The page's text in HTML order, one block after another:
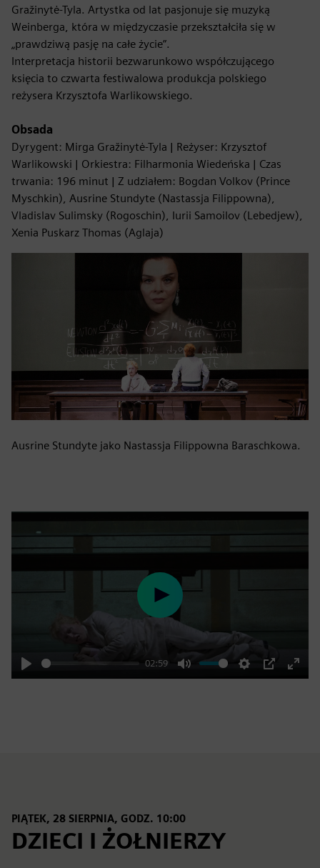
Gražinytė-Tyla. Artystka od lat pasjonuje się muzyką
Weinberga, która w międzyczasie przekształciła się w
„prawdziwą pasję na całe życie”.
Interpretacja historii bezwarunkowo współczującego
księcia to czwarta festiwalowa produkcja polskiego
reżysera Krzysztofa Warlikowskiego.
Obsada
Dyrygent: Mirga Gražinytė-Tyla | Reżyser: Krzysztof
Warlikowski | Orkiestra: Filharmonia Wiedeńska | Czas
trwania: 196 minut | Z udziałem: Bogdan Volkov (Prince
Myschkin), Ausrine Stundyte (Nastassja Filippowna),
Vladislav Sulimsky (Rogoschin), Iurii Samoilov (Lebedjew),
Xenia Puskarz Thomas (Aglaja)
Ausrine Stundyte jako Nastassja Filippowna Baraschkowa.
Play
02:59
Mute Settings
PIP
Enter
Play
PIĄTEK, 28 SIERPNIA, GODZ. 10:00
DZIECI I ŻOŁNIERZY